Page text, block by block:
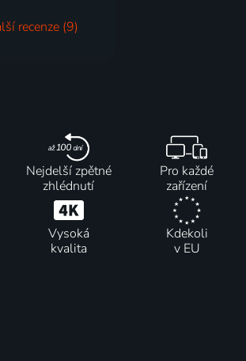
recenze (9)
Nejdelší zpětné
zhlédnutí
Pro každé
zařízení
Vysoká
kvalita
Kdekoli
v EU